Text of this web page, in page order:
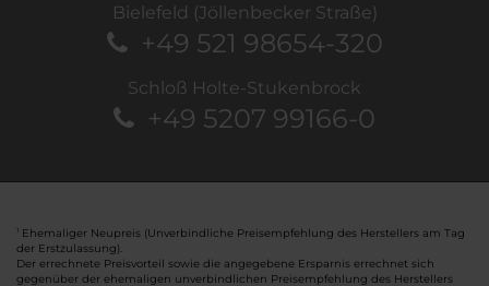
Bielefeld (Jöllenbecker Straße)
+49 521 98654-320
Schloß Holte-Stukenbrock
+49 5207 99166-0
Ehemaliger Neupreis (Unverbindliche Preisempfehlung des Herstellers am Tag
der Erstzulassung).
Der errechnete Preisvorteil sowie die angegebene Ersparnis errechnet sich
gegenüber der ehemaligen unverbindlichen Preisempfehlung des Herstellers